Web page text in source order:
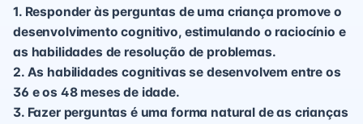
1. Responder às perguntas de uma criança promove o
desenvolvimento cognitivo, estimulando o raciocínio e
as habilidades de resolução de problemas.
2. As habilidades cognitivas se desenvolvem entre os
36 e os 48 meses de idade.
3. Fazer perguntas é uma forma natural de as crianças